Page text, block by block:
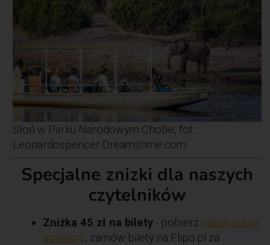
Słoń w Parku Narodowym Chobe, fot.
Leonardospencer Dreamstime.com
Specjalne znizki dla naszych
czytelników
Zniżka 45 zł na bilety - pobierz naszą nową
aplikację, zamów bilety na Flipo.pl za